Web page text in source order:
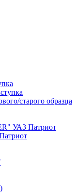
старого образца
УАЗ Патриот